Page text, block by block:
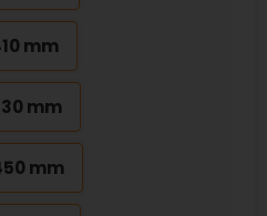
mm
mm
mm